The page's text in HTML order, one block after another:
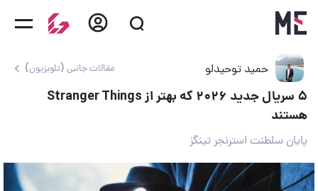
حمید توحیدلو مقالات جانبی (تلویزیون)
۵ سریال جدید ۲۰۲۶ که بهتر از Stranger Things
هستند
پایان سلطنت استرنجر تینگز